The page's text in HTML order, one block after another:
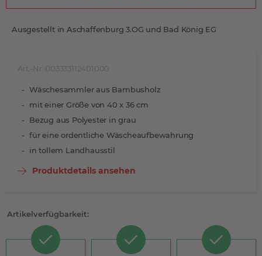
Art.-Nr. 003333112401000
Wäschesammler aus Bambusholz
mit einer Größe von 40 x 36 cm
Bezug aus Polyester in grau
für eine ordentliche Wäscheaufbewahrung
in tollem Landhausstil
Produktdetails ansehen
Artikelverfügbarkeit:
Ausgestellt in Aschaffenburg 3.OG und Bad König EG